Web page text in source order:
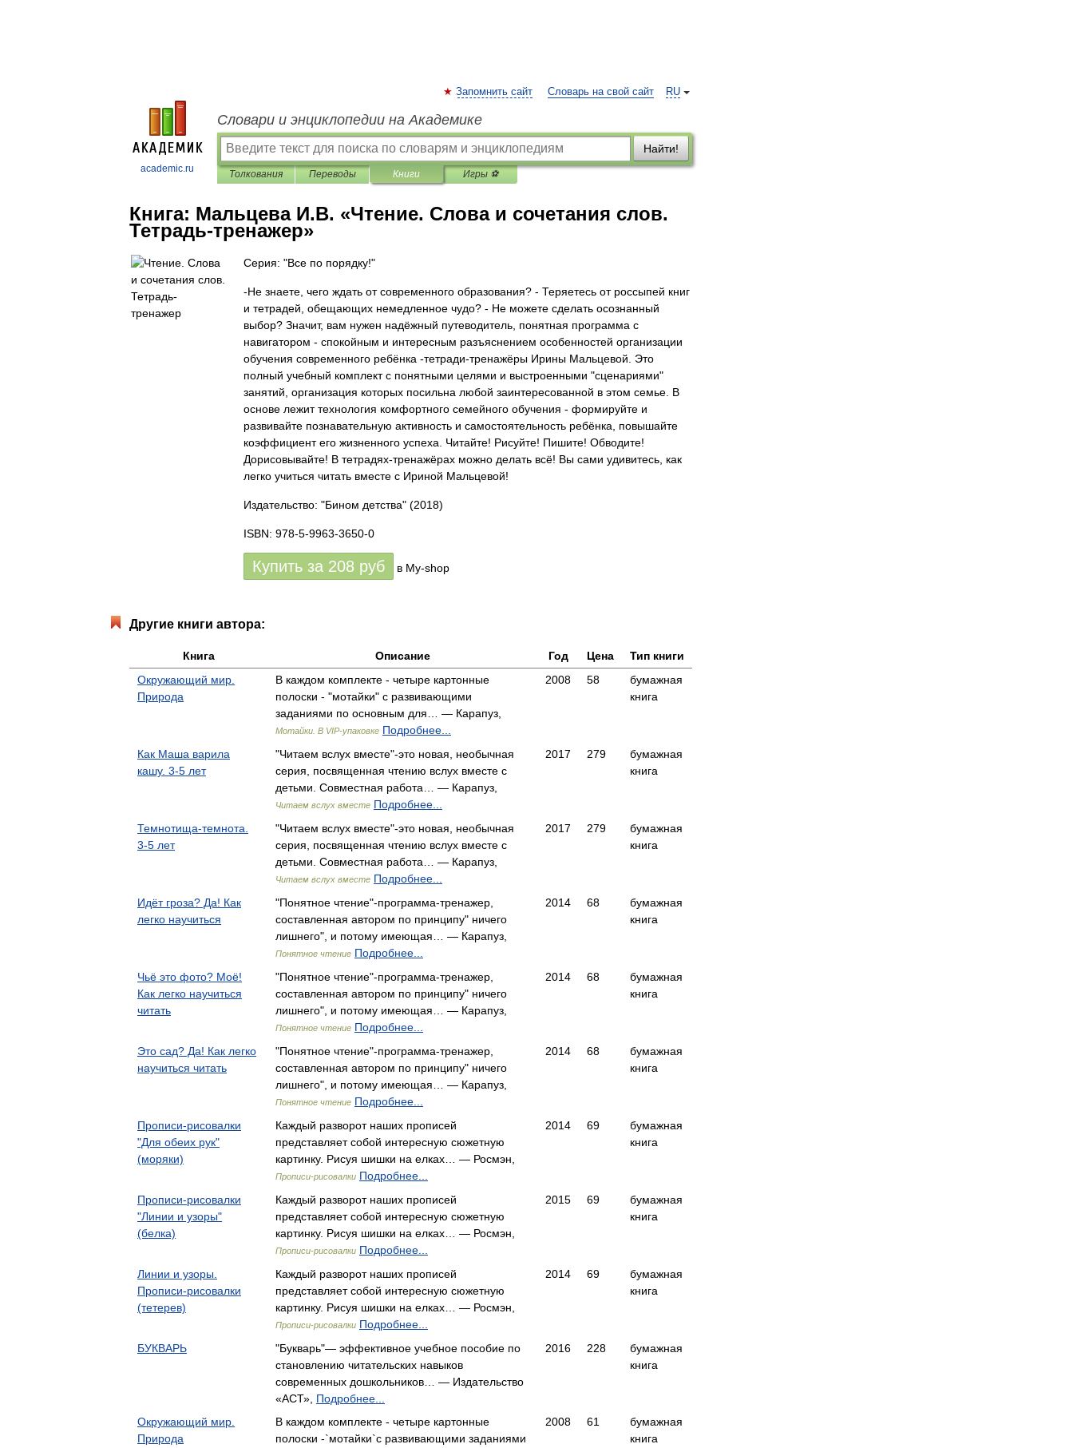
academic.ru
RU
Запомнить сайт Словарь на свой сайт
Словари и энциклопедии на Академике
Найти!
Толкования Переводы Книги Игры ⚽
Книга: Мальцева И.В. «Чтение. Слова и сочетания слов.
Тетрадь-тренажер»
Серия: "Все по порядку!"
-Не знаете, чего ждать от современного образования? - Теряетесь от россыпей книг
и тетрадей, обещающих немедленное чудо? - Не можете сделать осознанный
выбор? Значит, вам нужен надёжный путеводитель, понятная программа с
навигатором - спокойным и интересным разъяснением особенностей организации
обучения современного ребёнка -тетради-тренажёры Ирины Мальцевой. Это
полный учебный комплект с понятными целями и выстроенными "сценариями"
занятий, организация которых посильна любой заинтересованной в этом семье. В
основе лежит технология комфортного семейного обучения - формируйте и
развивайте познавательную активность и самостоятельность ребёнка, повышайте
коэффициент его жизненного успеха. Читайте! Рисуйте! Пишите! Обводите!
Дорисовывайте! В тетрадях-тренажёрах можно делать всё! Вы сами удивитесь, как
легко учиться читать вместе с Ириной Мальцевой!
Издательство: "Бином детства" (2018)
ISBN: 978-5-9963-3650-0
Купить за 208 руб в My-shop
Другие книги автора:
Книга Описание Год Цена
Тип книги
Окружающий мир.
Природа
В каждом комплекте - четыре картонные
полоски - "мотайки" с развивающими
заданиями по основным для… — Карапуз,
Мотайки. В VIP-упаковке Подробнее...
2008 58
бумажная
книга
Как Маша варила
кашу. 3-5 лет
"Читаем вслух вместе"-это новая, необычная
серия, посвященная чтению вслух вместе с
детьми. Совместная работа… — Карапуз,
Читаем вслух вместе Подробнее...
2017 279
бумажная
книга
Темнотища-темнота.
3-5 лет
"Читаем вслух вместе"-это новая, необычная
серия, посвященная чтению вслух вместе с
детьми. Совместная работа… — Карапуз,
Читаем вслух вместе Подробнее...
2017 279
бумажная
книга
Идёт гроза? Да! Как
легко научиться
"Понятное чтение"-программа-тренажер,
составленная автором по принципу" ничего
лишнего", и потому имеющая… — Карапуз,
Понятное чтение Подробнее...
2014 68
бумажная
книга
Чьё это фото? Моё!
Как легко научиться
читать
"Понятное чтение"-программа-тренажер,
составленная автором по принципу" ничего
лишнего", и потому имеющая… — Карапуз,
Понятное чтение Подробнее...
2014 68
бумажная
книга
Это сад? Да! Как легко
научиться читать
"Понятное чтение"-программа-тренажер,
составленная автором по принципу" ничего
лишнего", и потому имеющая… — Карапуз,
Понятное чтение Подробнее...
2014 68
бумажная
книга
Прописи-рисовалки
"Для обеих рук"
(моряки)
Каждый разворот наших прописей
представляет собой интересную сюжетную
картинку. Рисуя шишки на елках… — Росмэн,
Прописи-рисовалки Подробнее...
2014 69
бумажная
книга
Прописи-рисовалки
"Линии и узоры"
(белка)
Каждый разворот наших прописей
представляет собой интересную сюжетную
картинку. Рисуя шишки на елках… — Росмэн,
Прописи-рисовалки Подробнее...
2015 69
бумажная
книга
Линии и узоры.
Прописи-рисовалки
(тетерев)
Каждый разворот наших прописей
представляет собой интересную сюжетную
картинку. Рисуя шишки на елках… — Росмэн,
Прописи-рисовалки Подробнее...
2014 69
бумажная
книга
БУКВАРЬ
"Букварь"— эффективное учебное пособие по
становлению читательских навыков
современных дошкольников… — Издательство
«АСТ», Подробнее...
2016 228
бумажная
книга
Окружающий мир.
Природа
В каждом комплекте - четыре картонные
полоски -`мотайки`с развивающими заданиями
2008 61
бумажная
книга